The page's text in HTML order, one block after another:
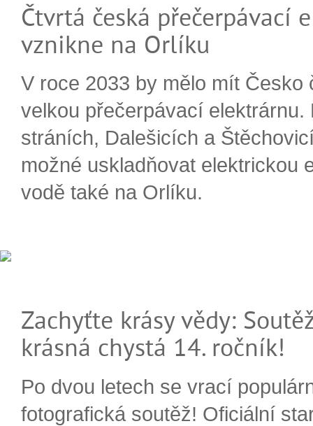
Čtvrtá česká přečerpávací
vznikne na Orlíku
V roce 2033 by mělo mít Česko
velkou přečerpávací elektrárnu.
stráních, Dalešicích a
možné uskladňovat elektrickou
vodě také na Orlíku.
Zachyťte krásy vědy:
krásná chystá 14. ročník!
Po dvou letech se vrací
fotografická soutěž! Oficiální